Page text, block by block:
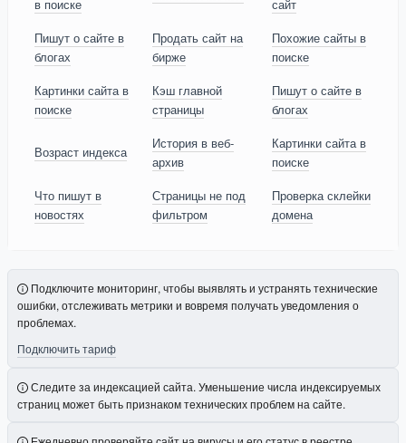
в поиске
сайт
Пишут о сайте в
блогах
Продать сайт на
бирже
Похожие сайты в
поиске
Картинки сайта в
поиске
Кэш главной
страницы
Пишут о сайте в
блогах
Возраст индекса
История в веб-
архив
Картинки сайта в
поиске
Что пишут в
новостях
Страницы не под
фильтром
Проверка склейки
домена
Подключите мониторинг, чтобы выявлять и устранять технические
ошибки, отслеживать метрики и вовремя получать уведомления о
проблемах.
Подключить тариф
Следите за индексацией сайта. Уменьшение числа индексируемых
страниц может быть признаком технических проблем на сайте.